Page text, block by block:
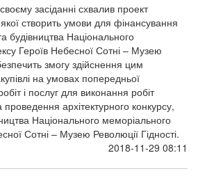
засіданні схвалив проект
створить умови для фінансування
будівництва Національного
Героїв Небесної Сотні – Музею
змогу здійснення цим
на умовах попередньої
і послуг для виконання робіт
проведення архітектурного конкурсу,
Національного меморіального
Сотні – Музею Революції Гідності.
2018-11-29 08:11